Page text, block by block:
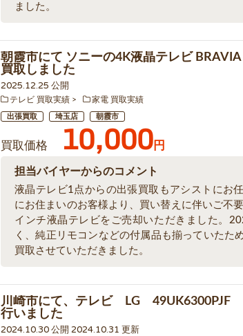
ました。
朝霞市にて ソニーの4K液晶テレビ
買取しました
2025.12.25 公開
テレビ 買取実績 家電 買取実績
出張買取 埼玉店 朝霞市
買取価格 10,000円
担当バイヤーからのコメント
液晶テレビ1点からの出張買取もアシストにお
にお住まいのお客様より、買い替えに伴いご不
インチ液晶テレビをご売却いただきました。
く、純正リモコンなどの付属品も揃っていたた
買取させていただきました。
川崎市にて、テレビ LG 49UK6300PJF
行いました
2024.10.30 公開 2024.10.31 更新